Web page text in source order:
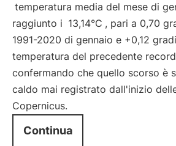
temperatura media del mese di
raggiunto i 13,14°C , pari a 0,70
1991-2020 di gennaio e +0,12
temperatura del precedente
confermando che quello scorso è
caldo mai registrato dall'inizio
Copernicus.
Continua